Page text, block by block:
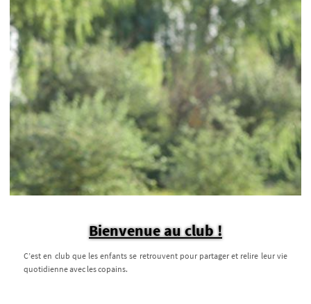
Bienvenue au club !
C’est en club que les enfants se retrouvent pour partager et relire leur vie
quotidienne avec les copains.